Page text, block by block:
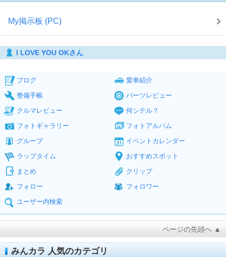
My掲示板 (PC)
I LOVE YOU OKさん
ブログ
愛車紹介
整備手帳
パーツレビュー
クルマレビュー
何シテル？
フォトギャラリー
フォトアルバム
グループ
イベントカレンダー
ラップタイム
おすすめスポット
まとめ
クリップ
フォロー
フォロワー
ユーザー内検索
ページの先頭へ ▲
みんカラ 人気のカテゴリ